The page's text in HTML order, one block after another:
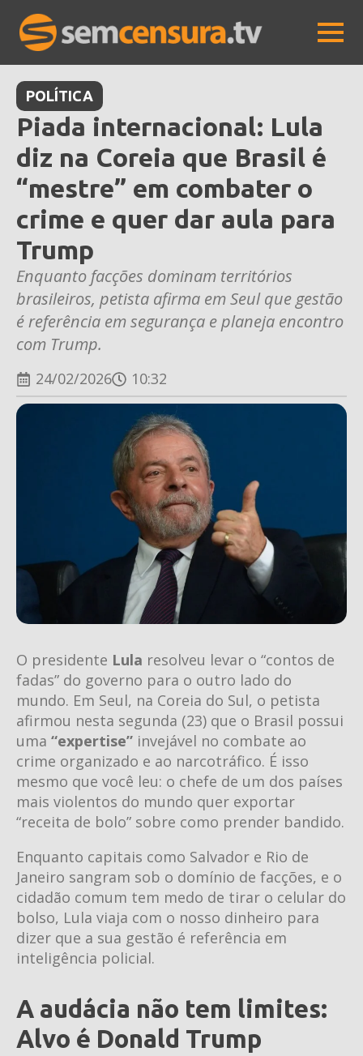
POLÍTICA
Piada internacional: Lula
diz na Coreia que Brasil é
“mestre” em combater o
crime e quer dar aula para
Trump
Enquanto facções dominam territórios
brasileiros, petista afirma em Seul que gestão
é referência em segurança e planeja encontro
com Trump.
24/02/2026 10:32
O presidente Lula resolveu levar o “contos de
fadas” do governo para o outro lado do
mundo. Em Seul, na Coreia do Sul, o petista
afirmou nesta segunda (23) que o Brasil possui
uma “expertise” invejável no combate ao
crime organizado e ao narcotráfico. É isso
mesmo que você leu: o chefe de um dos países
mais violentos do mundo quer exportar
“receita de bolo” sobre como prender bandido.
Enquanto capitais como Salvador e Rio de
Janeiro sangram sob o domínio de facções, e o
cidadão comum tem medo de tirar o celular do
bolso, Lula viaja com o nosso dinheiro para
dizer que a sua gestão é referência em
inteligência policial.
A audácia não tem limites:
Alvo é Donald Trump